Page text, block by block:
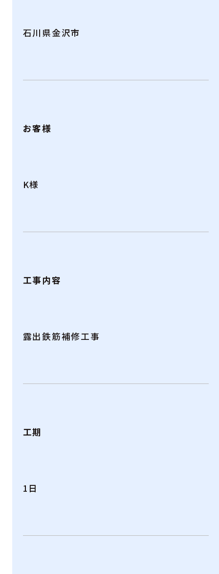
石川県金沢市
お客様
K様
工事内容
露出鉄筋補修工事
工期
1日